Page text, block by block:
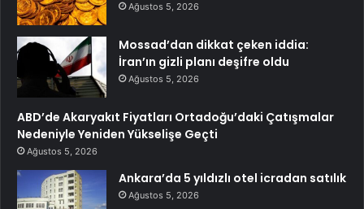
Ağustos 5, 2026
Mossad’dan dikkat çeken iddia:
İran’ın gizli planı deşifre oldu
Ağustos 5, 2026
ABD’de Akaryakıt Fiyatları Ortadoğu’daki Çatışmalar
Nedeniyle Yeniden Yükselişe Geçti
Ağustos 5, 2026
Ankara’da 5 yıldızlı otel icradan satılık
Ağustos 5, 2026